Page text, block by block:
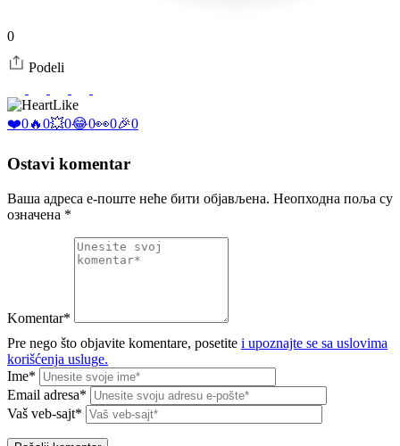
0
Podeli
Like
❤️0🔥0💥0😂0👀0🎉0
Ostavi komentar
Ваша адреса е-поште неће бити објављена. Неопходна поља су
означена *
Komentar*
Pre nego što objavite komentare, posetite i upoznajte se sa uslovima
korišćenja usluge.
Ime*
Email adresa*
Vaš veb-sajt*